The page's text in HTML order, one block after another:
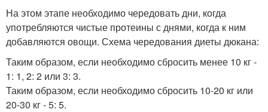
На этом этапе необходимо чередовать дни, когда
употребляются чистые протеины с днями, когда к ним
добавляются овощи. Схема чередования диеты дюкана:
Таким образом, если необходимо сбросить менее 10 кг -
1: 1, 2: 2 или 3: 3.
Таким образом, если необходимо сбросить 10-20 кг или
20-30 кг - 5: 5.